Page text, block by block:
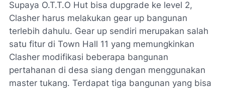
Supaya O.T.T.O Hut bisa dupgrade ke level 2,
Clasher harus melakukan gear up bangunan
terlebih dahulu. Gear up sendiri merupakan salah
satu fitur di Town Hall 11 yang memungkinkan
Clasher modifikasi beberapa bangunan
pertahanan di desa siang dengan menggunakan
master tukang. Terdapat tiga bangunan yang bisa